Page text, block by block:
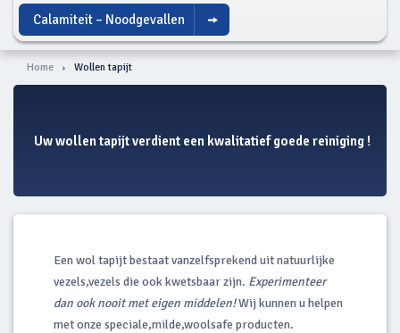
Calamiteit – Noodgevallen
Home Wollen tapijt
Uw wollen tapijt verdient een kwalitatief goede reiniging !
Een wol tapijt bestaat vanzelfsprekend uit natuurlijke
vezels,vezels die ook kwetsbaar zijn. Experimenteer
dan ook nooit met eigen middelen!Wij kunnen u helpen
met onze speciale,milde,woolsafe producten.